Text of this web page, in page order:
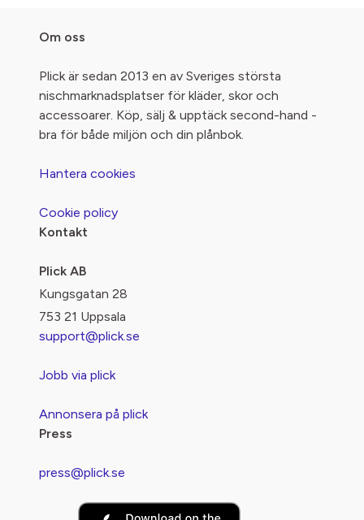
Om oss
Plick är sedan 2013 en av Sveriges största
nischmarknadsplatser för kläder, skor och
accessoarer. Köp, sälj & upptäck second-hand -
bra för både miljön och din plånbok.
Hantera cookies
Cookie policy
Kontakt
Plick AB
Kungsgatan 28
753 21 Uppsala
support@plick.se
Jobb via plick
Annonsera på plick
Press
press@plick.se